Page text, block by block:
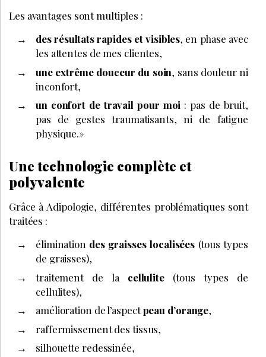
Les avantages sont multiples :
des résultats rapides et visibles, en phase avec
les attentes de mes clientes,
une extrême douceur du soin, sans douleur ni
inconfort,
un confort de travail pour moi : pas de bruit,
pas de gestes traumatisants, ni de fatigue
physique.»
Une technologie complète et
polyvalente
Grâce à Adipologie, différentes problématiques sont
traitées :
élimination des graisses localisées (tous types
de graisses),
traitement de la cellulite(tous types de
cellulites),
amélioration de l’aspectpeau d’orange,
raffermissement des tissus,
silhouette redessinée,